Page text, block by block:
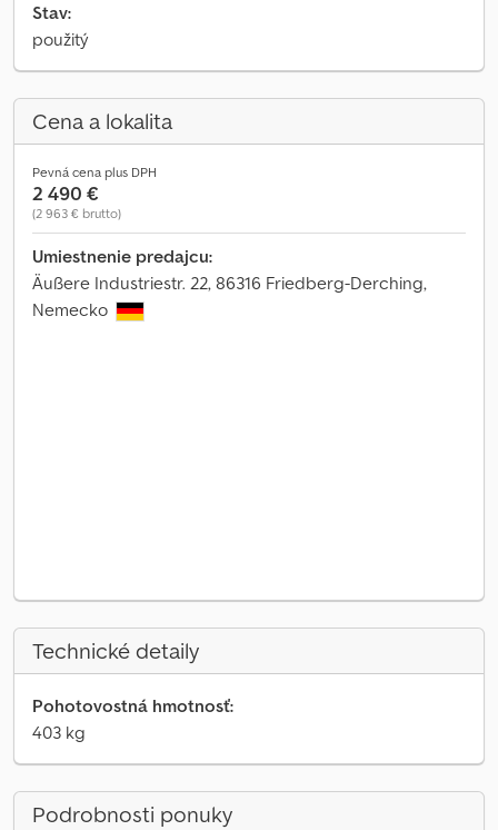
Stav:
použitý
Cena a lokalita
Pevná cena plus DPH
2 490 €
(2 963 € brutto)
Umiestnenie predajcu:
Äußere Industriestr. 22, 86316 Friedberg-Derching,
Nemecko
Technické detaily
Pohotovostná hmotnosť:
403 kg
Podrobnosti ponuky